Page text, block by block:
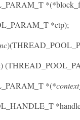
*ctp);
*(*